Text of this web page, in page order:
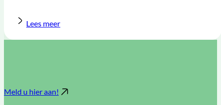
Lees meer
Meld u hier aan!